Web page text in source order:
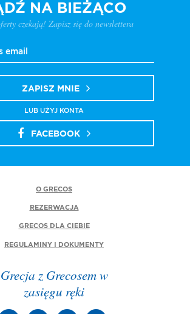
NA BIEŻĄCO
czekają! Zapisz się do newslettera
ZAPISZ MNIE
LUB UŻYJ KONTA
FACEBOOK
O GRECOS
REZERWACJA
GRECOS DLA CIEBIE
REGULAMINY I DOKUMENTY
Grecja z Grecosem w
zasięgu ręki